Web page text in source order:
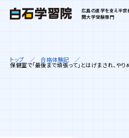
広島の進学を支え半世
関大学受験専門
トップ 合格体験記
保健室で「最後まで頑張って」とはげまされ、や